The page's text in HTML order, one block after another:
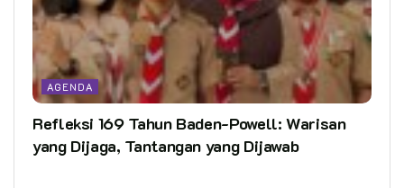
AGENDA
Refleksi 169 Tahun Baden-Powell: Warisan
yang Dijaga, Tantangan yang Dijawab